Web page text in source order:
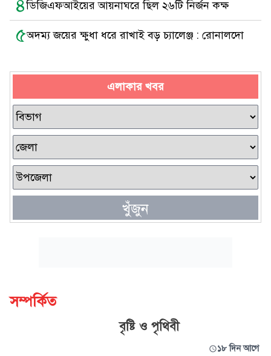
৪ডিজিএফআইয়ের আয়নাঘরে ছিল ২৬টি নির্জন কক্ষ
৫অদম্য জয়ের ক্ষুধা ধরে রাখাই বড় চ্যালেঞ্জ : রোনালদো
এলাকার খবর
খুঁজুন
সম্পর্কিত
বৃষ্টি ও পৃথিবী
১৮ দিন আগে